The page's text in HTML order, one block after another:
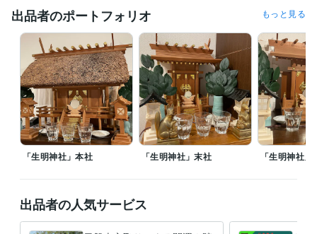
その他ツール
神道行者（神道指紋易・神霊伺い・御祈願・お祓い等）:28年
霊相（霊視・除霊・浄霊等）:28年九星気学鑑定（方位学）:28年
霊理姓名学判断（鑑定）:27年
得意分野
占い 九星気学鑑定 病気平癒（霊視・浄霊） 心願成就 水子霊供養
故人供養
九星気学 方位学 運命学 占い 開運 神道 御祈願 霊視
お祓い
供養
出品者のポートフォリオ もっと見る
「生明神社」本社 「生明神社」末社 「生明神社」
出品者の人気サービス